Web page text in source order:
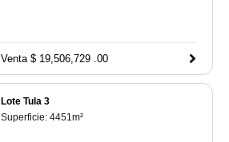
Venta $ 19,506,729 .00
Lote Tula 3
Superficie: 4451 m²